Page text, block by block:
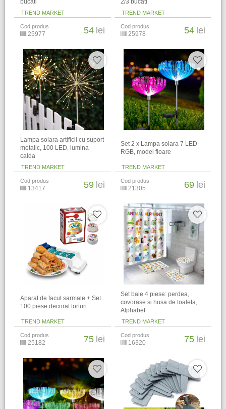
bucati
TREND MARKET
Cod produs
25977 54 lei
2/3 bucati
TREND MARKET
Cod produs
25978 54 lei
Lampa solara artificii cu suport
metalic, 100 LED, lumina
calda
TREND MARKET
Cod produs
13417 59 lei
Set 2 x Lampa solara 7 LED
RGB, model floare
TREND MARKET
Cod produs
21305 69 lei
Aparat de facut sarmale + Set
100 piese decorat torturi
TREND MARKET
Cod produs
25182 75 lei
Set baie 4 piese: perdea,
covorase si husa de toaleta,
Alphabet
TREND MARKET
Cod produs
16320 75 lei